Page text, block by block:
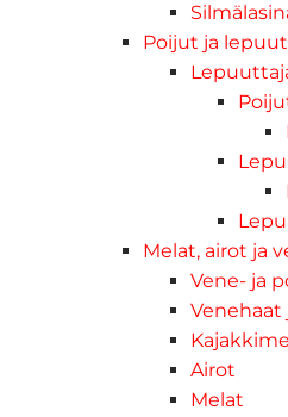
Poijut ja
Melat, airot ja
Vene- ja
Venehaat
Airot
Melat